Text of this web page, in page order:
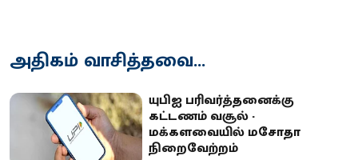
அதிகம் வாசித்தவை...
யுபிஐ பரிவர்த்தனைக்கு
கட்டணம் வசூல் -
மக்களவையில் மசோதா
நிறைவேற்றம்